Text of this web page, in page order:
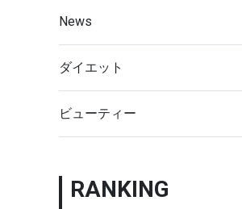
News
ダイエット
ビューティー
RANKING